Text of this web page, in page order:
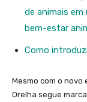
de animais
bem-estar
Como
Mesmo com o
Orelha segue